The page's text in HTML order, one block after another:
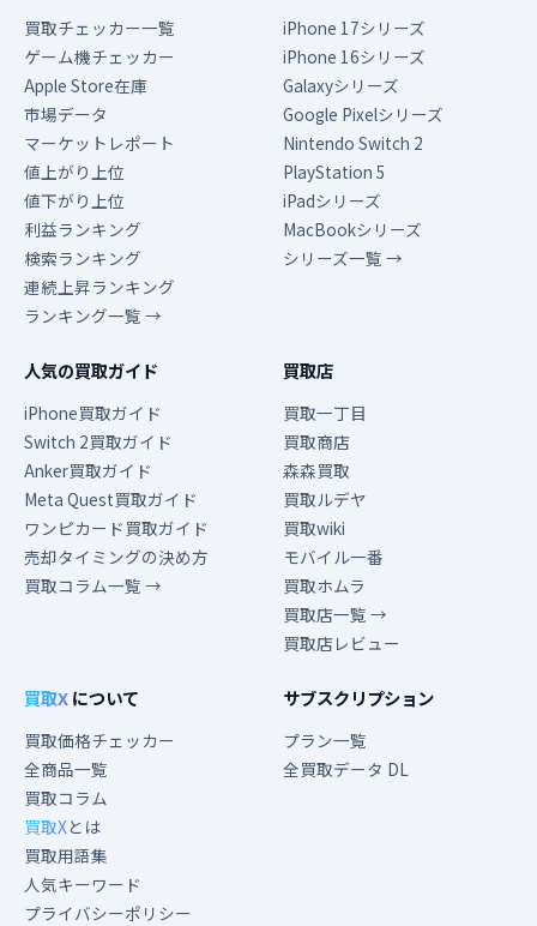
買取チェッカー一覧
ゲーム機チェッカー
Apple Store在庫
市場データ
マーケットレポート
値上がり上位
値下がり上位
利益ランキング
検索ランキング
連続上昇ランキング
ランキング一覧 →
iPhone 17シリーズ
iPhone 16シリーズ
Galaxyシリーズ
Google Pixelシリーズ
Nintendo Switch 2
PlayStation 5
iPadシリーズ
MacBookシリーズ
シリーズ一覧 →
人気の買取ガイド
iPhone買取ガイド
Switch 2買取ガイド
Anker買取ガイド
Meta Quest買取ガイド
ワンピカード買取ガイド
売却タイミングの決め方
買取コラム一覧 →
買取店
買取一丁目
買取商店
森森買取
買取ルデヤ
買取wiki
モバイル一番
買取ホムラ
買取店一覧 →
買取店レビュー
買取Xについて
買取価格チェッカー
全商品一覧
買取コラム
買取Xとは
買取用語集
人気キーワード
プライバシーポリシー
サブスクリプション
プラン一覧
全買取データ DL